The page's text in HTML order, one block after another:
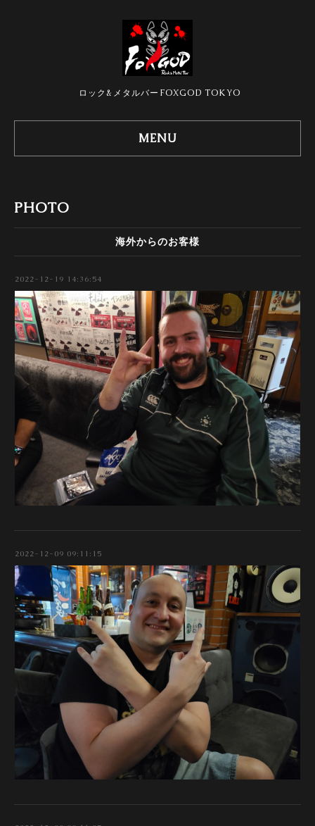
ロック&メタルバーFOXGOD TOKYO
MENU
PHOTO
海外からのお客様
2022-12-19 14:36:54
2022-12-09 09:11:15